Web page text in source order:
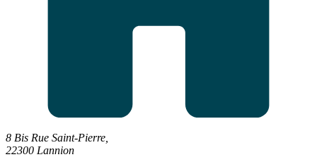
8 Bis Rue Saint-Pierre,
22300 Lannion